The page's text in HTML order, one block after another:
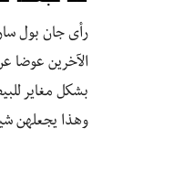
رأى جان بول
الآخرين عوضا
بشكل مغاير
وهذا يجعلهن